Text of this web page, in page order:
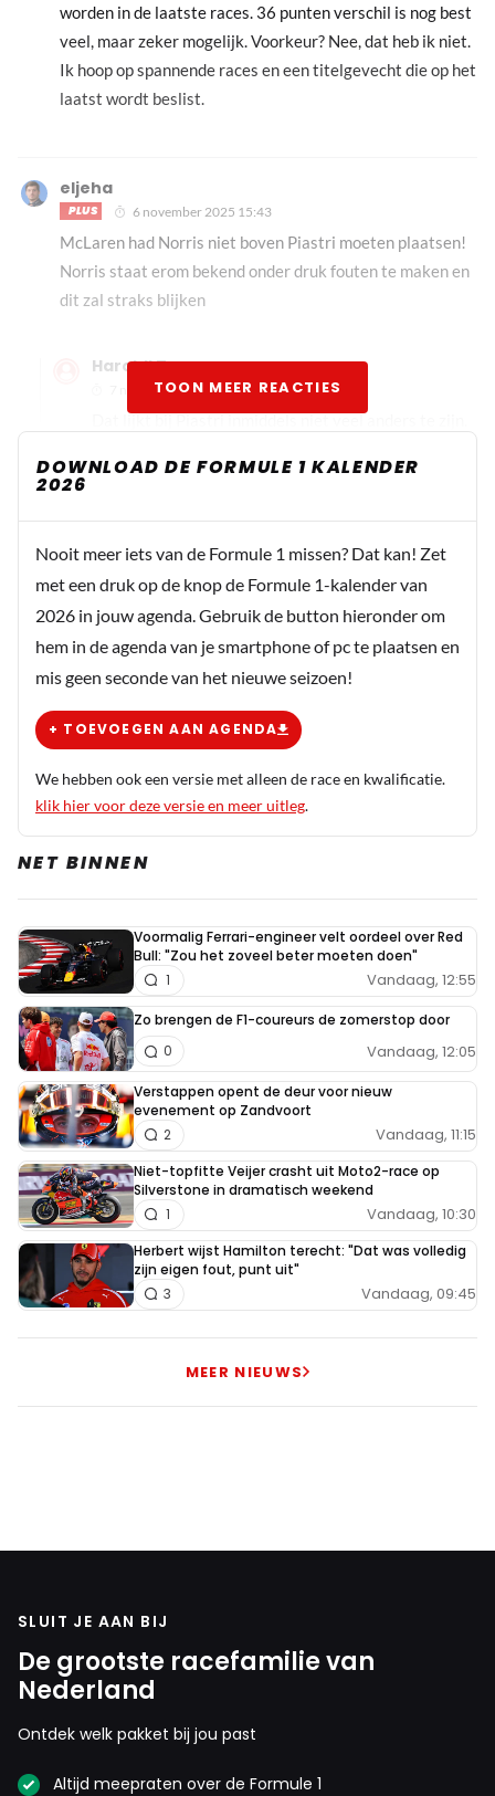
worden in de laatste races. 36 punten verschil is nog best
veel, maar zeker mogelijk. Voorkeur? Nee, dat heb ik niet.
Ik hoop op spannende races en een titelgevecht die op het
laatst wordt beslist.
eljeha
PLUS 6 november 2025 15:43
McLaren had Norris niet boven Piastri moeten plaatsen!
Norris staat erom bekend onder druk fouten te maken en
dit zal straks blijken
HaroldLT
7 november 2025 07:47
Dat lijkt bij Piastri inmiddels niet veel anders te zijn.
TOON MEER REACTIES
DOWNLOAD DE FORMULE 1 KALENDER
2026
Nooit meer iets van de Formule 1 missen? Dat kan! Zet
met een druk op de knop de Formule 1-kalender van
2026 in jouw agenda. Gebruik de button hieronder om
hem in de agenda van je smartphone of pc te plaatsen en
mis geen seconde van het nieuwe seizoen!
+ TOEVOEGEN AAN AGENDA
We hebben ook een versie met alleen de race en kwalificatie.
klik hier voor deze versie en meer uitleg.
NET BINNEN
Voormalig Ferrari-engineer velt oordeel over Red
Bull: "Zou het zoveel beter moeten doen"
Vandaag, 12:55
1
Zo brengen de F1-coureurs de zomerstop door
Vandaag, 12:05
0
Verstappen opent de deur voor nieuw
evenement op Zandvoort
Vandaag, 11:15
2
Niet-topfitte Veijer crasht uit Moto2-race op
Silverstone in dramatisch weekend
Vandaag, 10:30
1
Herbert wijst Hamilton terecht: "Dat was volledig
zijn eigen fout, punt uit"
Vandaag, 09:45
3
MEER NIEUWS
SLUIT JE AAN BIJ
De grootste racefamilie van
Nederland
Ontdek welk pakket bij jou past
Altijd meepraten over de Formule 1